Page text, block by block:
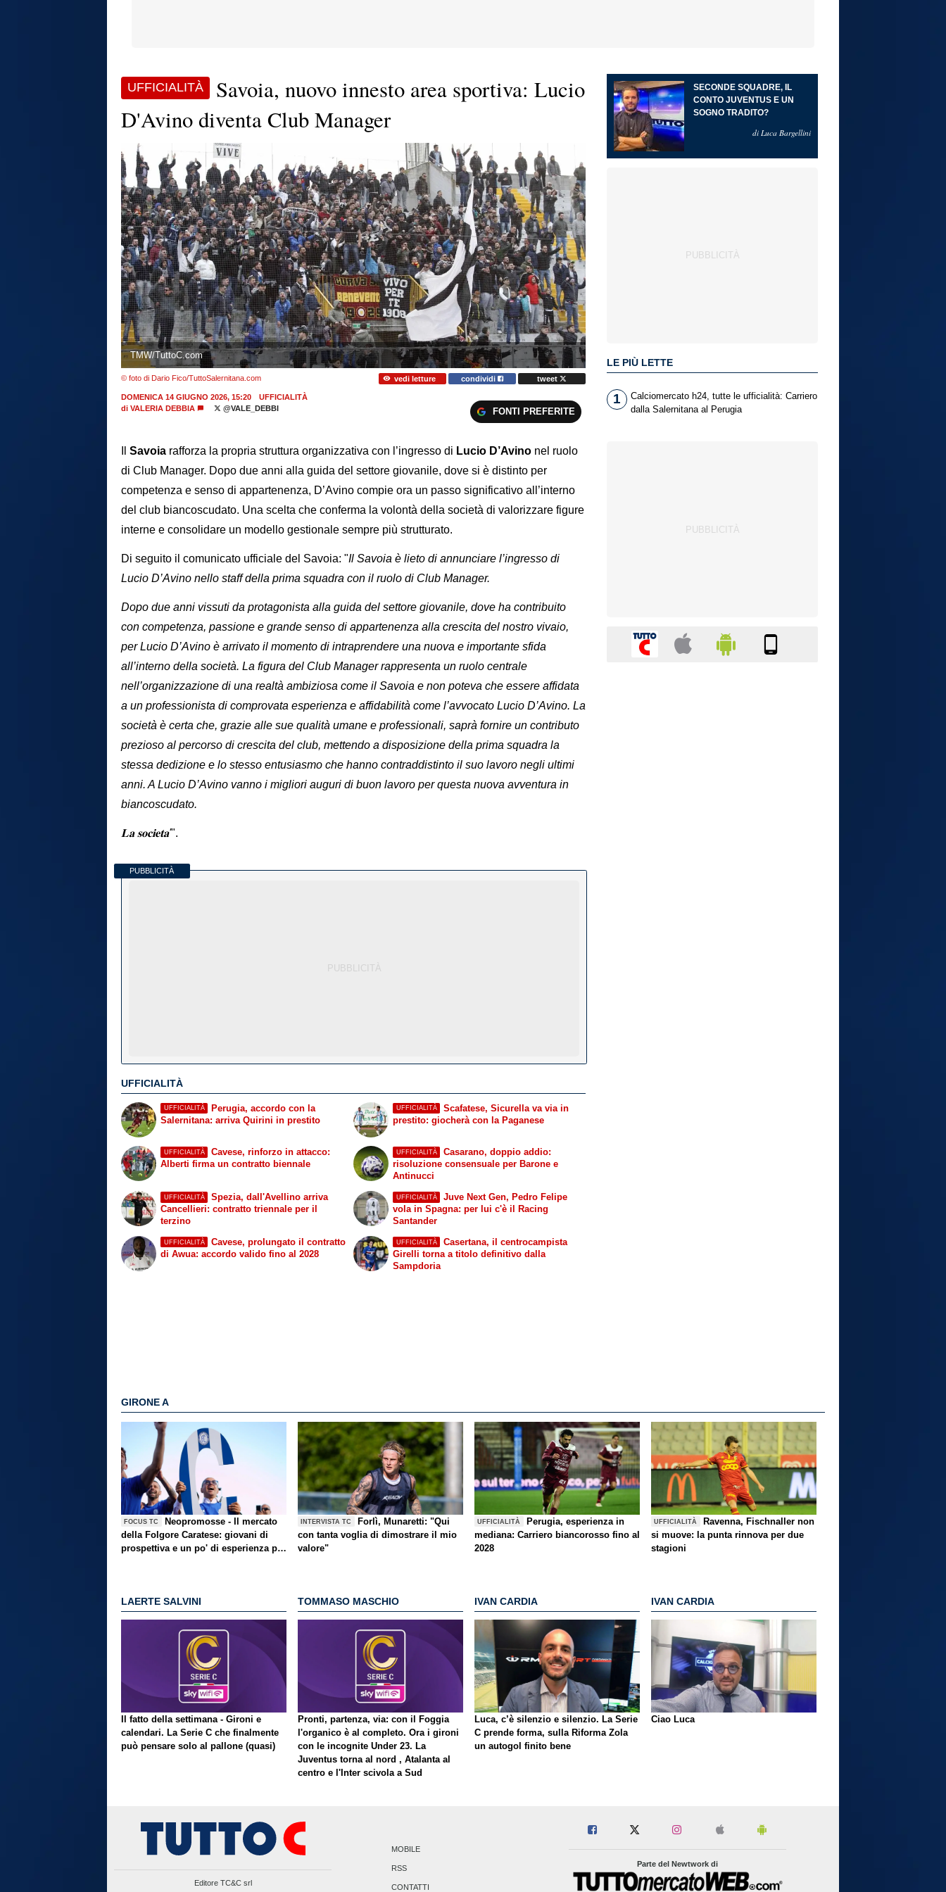
UFFICIALITÀ
Savoia, nuovo innesto area sportiva: Lucio
D'Avino diventa Club Manager
TMW/TuttoC.com
© foto di Dario Fico/TuttoSalernitana.com vedi letture condividi tweet
DOMENICA 14 GIUGNO 2026, 15:20
UFFICIALITÀ
di VALERIA DEBBIA @VALE_DEBBI FONTI PREFERITE
Savoia rafforza la propria struttura organizzativa con l’ingresso di Lucio D’Avino nel ruolo
di Club Manager. Dopo due anni alla guida del settore giovanile, dove si è distinto per
competenza e senso di appartenenza, D’Avino compie ora un passo significativo all’interno
del club biancoscudato. Una scelta che conferma la volontà della società di valorizzare figure
interne e consolidare un modello gestionale sempre più strutturato.
Di seguito il comunicato ufficiale del Savoia: "Il Savoia è lieto di annunciare l’ingresso di
Lucio D’Avino nello staff della prima squadra con il ruolo di Club Manager.
Dopo due anni vissuti da protagonista alla guida del settore giovanile, dove ha contribuito
con competenza, passione e grande senso di appartenenza alla crescita del nostro vivaio,
per Lucio D’Avino è arrivato il momento di intraprendere una nuova e importante sfida
all’interno della società. La figura del Club Manager rappresenta un ruolo centrale
nell’organizzazione di una realtà ambiziosa come il Savoia e non poteva che essere affidata
a un professionista di comprovata esperienza e affidabilità come l’avvocato Lucio D’Avino. La
società è certa che, grazie alle sue qualità umane e professionali, saprà fornire un contributo
prezioso al percorso di crescita del club, mettendo a disposizione della prima squadra la
stessa dedizione e lo stesso entusiasmo che hanno contraddistinto il suo lavoro negli ultimi
anni. A Lucio D’Avino vanno i migliori auguri di buon lavoro per questa nuova avventura in
biancoscudato.
𝐋𝐚 𝐬𝐨𝐜𝐢𝐞𝐭𝐚'".
PUBBLICITÀ
UFFICIALITÀ
UFFICIALITÀ
Perugia, accordo con la
Salernitana: arriva Quirini in prestito
UFFICIALITÀ
Cavese, rinforzo in attacco:
Alberti firma un contratto biennale
UFFICIALITÀ
Scafatese, Sicurella va via in
prestito: giocherà con la Paganese
UFFICIALITÀ
Casarano, doppio addio:
risoluzione consensuale per Barone e
Antinucci
UFFICIALITÀ
Spezia, dall'Avellino arriva
Cancellieri: contratto triennale per il
terzino
UFFICIALITÀ
Cavese, prolungato il contratto
di Awua: accordo valido fino al 2028
UFFICIALITÀ
Juve Next Gen, Pedro Felipe
vola in Spagna: per lui c'è il Racing
Santander
UFFICIALITÀ
Casertana, il centrocampista
Girelli torna a titolo definitivo dalla
Sampdoria
SECONDE SQUADRE, IL
CONTO JUVENTUS E UN
SOGNO TRADITO?
di Luca Bargellini
LE PIÙ LETTE
1
Calciomercato h24, tutte le ufficialità: Carriero
dalla Salernitana al Perugia
GIRONE A
FOCUS TC
Neopromosse - Il mercato
della Folgore Caratese: giovani di
prospettiva e un po' di esperienza per
INTERVISTA TC
Forlì, Munaretti: "Qui
con tanta voglia di dimostrare il mio
valore"
UFFICIALITÀ
Perugia, esperienza in
mediana: Carriero biancorosso fino al
2028
UFFICIALITÀ
Ravenna, Fischnaller non
si muove: la punta rinnova per due
stagioni
LAERTE SALVINI
Il fatto della settimana - Gironi e
calendari. La Serie C che finalmente
può pensare solo al pallone (quasi)
TOMMASO MASCHIO
Pronti, partenza, via: con il Foggia
l'organico è al completo. Ora i gironi
con le incognite Under 23. La
Juventus torna al nord , Atalanta al
centro e l'Inter scivola a Sud
IVAN CARDIA
Luca, c’è silenzio e silenzio. La Serie
C prende forma, sulla Riforma Zola
un autogol finito bene
IVAN CARDIA
Ciao Luca
Editore TC&C srl
MOBILE
RSS
CONTATTI
Parte del Newtwork di